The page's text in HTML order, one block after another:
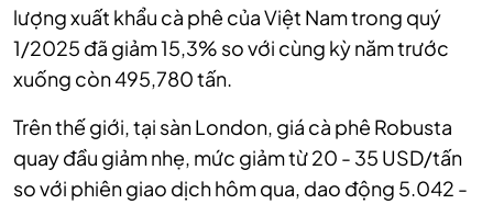
lượng xuất khẩu cà phê của Việt Nam trong quý
1/2025 đã giảm 15,3% so với cùng kỳ năm trước
xuống còn 495,780 tấn.
Trên thế giới, tại sàn London, giá cà phê Robusta
quay đầu giảm nhẹ, mức giảm từ 20 - 35 USD/tấn
so với phiên giao dịch hôm qua, dao động 5.042 -